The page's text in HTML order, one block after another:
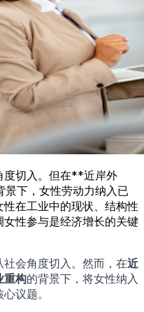
度切入。但在**近岸外
下，女性劳动力纳入已
在工业中的现状、结构性
性参与是经济增长的关键
会角度切入。然而，在近
重构的背景下，将女性纳入
议题。